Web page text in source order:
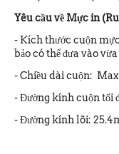
Yêu cầu về Mực in
- Kích thước cuộn
bảo có thể đưa vào
- Chiều dài cuộn:
- Đường kính cuộn tối
- Đường kính lõi: